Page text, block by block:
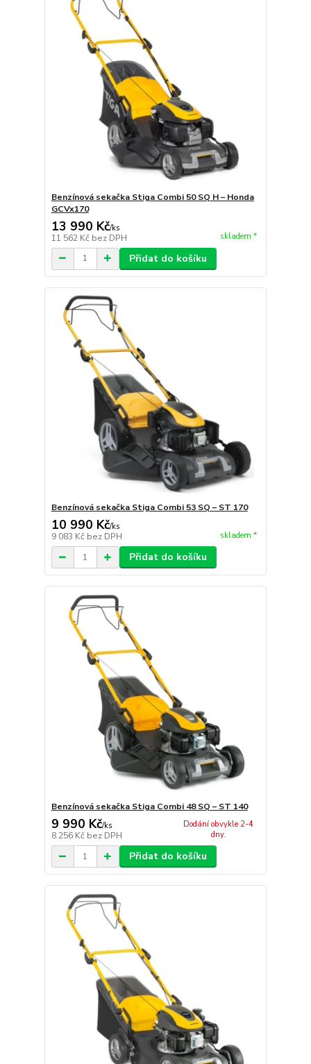
Benzínová sekačka Stiga Combi 50 SQ H – Honda
GCVx170
13 990 Kč/ks
11 562 Kč bez DPH skladem *
Přidat do košíku
Benzínová sekačka Stiga Combi 53 SQ – ST 170
10 990 Kč/ks
9 083 Kč bez DPH skladem *
Přidat do košíku
Benzínová sekačka Stiga Combi 48 SQ – ST 140
9 990 Kč/ks
8 256 Kč bez DPH
Dodání obvykle 2-4
dny.
Přidat do košíku